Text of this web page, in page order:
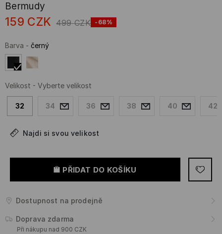
Bermudy
159 CZK 499 CZK -68%
Barva - černý
Velikost - Vyberte velikost
32 34 36 38 40 42
Najdi si svou velikost
PŘIDAT DO KOŠÍKU
Dostupnost na prodejně
Doprava zdarma
Při nákupu nad 900 CZK